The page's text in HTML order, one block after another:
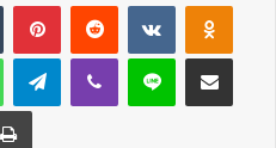
Tumblr PinterestReddit VKontakte
WhatsAppTelegramViber Line E-Posta ile
Yazdır